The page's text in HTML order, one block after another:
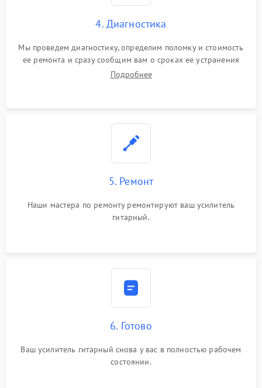
4. Диагностика
Мы проведем диагностику, определим поломку и стоимость
ее ремонта и сразу сообщим вам о сроках ее устранения
Подробнее
5. Ремонт
Наши мастера по ремонту ремонтируют ваш усилитель
гитарный.
6. Готово
Ваш усилитель гитарный снова у вас в полностью рабочем
состоянии.